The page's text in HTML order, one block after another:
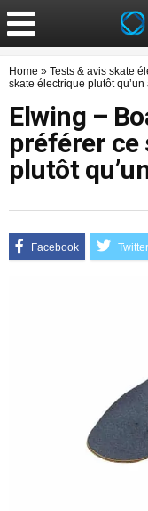
Home » Tests & avis skate
skate électrique plutôt qu’un
Elwing –
préférer ce
plutôt